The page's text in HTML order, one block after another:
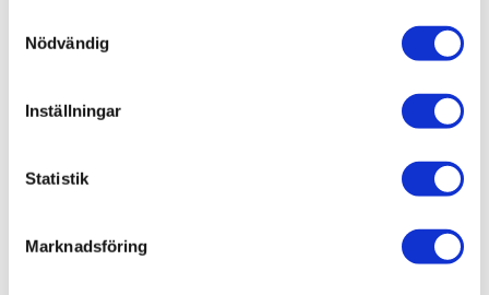
Nödvändig
Inställningar
Statistik
Marknadsföring
träpussel som återskapar den ikoniska rymdfärjan på en
motor och stämningsfulla LED-ljus är detta den ultimata
byggsatsen för alla som fascineras av rymden, teknik